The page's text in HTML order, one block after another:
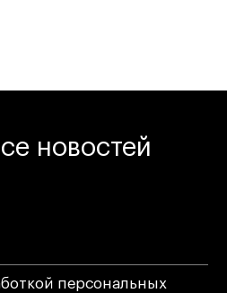
новостей
персональных